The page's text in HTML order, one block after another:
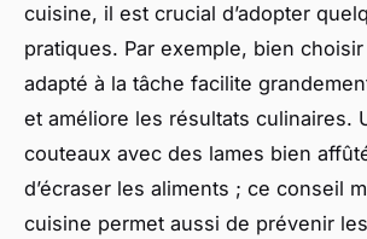
cuisine, il est crucial d’adopter
pratiques. Par exemple, bien choisir
adapté à la tâche facilite
et améliore les résultats culinaires.
couteaux avec des lames bien
d’écraser les aliments ; ce conseil
cuisine permet aussi de prévenir